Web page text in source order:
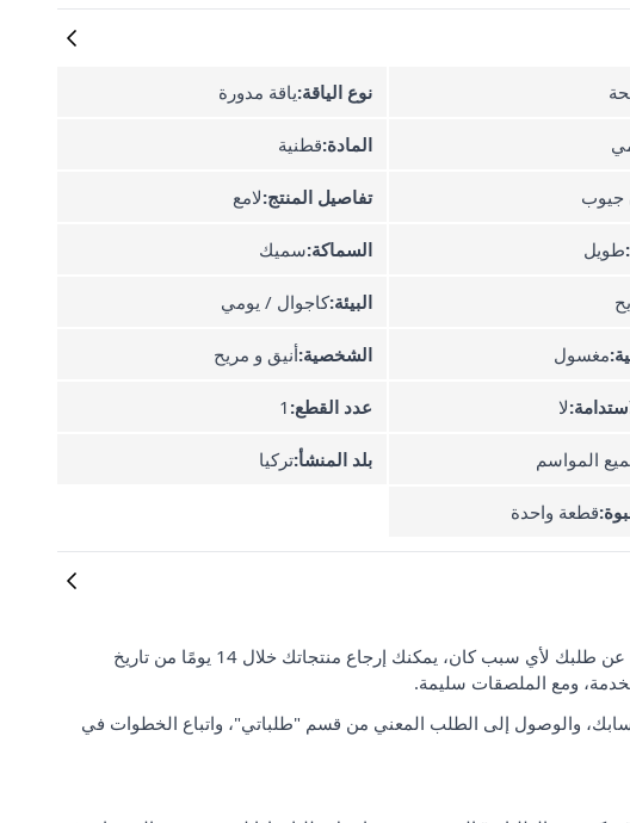
نوع الياقة:ياقة مدورة
المادة:قطنية
جيوب تفاصيل المنتج:لامع
طويل السماكة:سميك
البيئة:كاجوال / يومي
مغسول الشخصية:أنيق و مريح
لا عدد القطع: 1
المواسم بلد المنشأ:تركيا
قطعة واحدة
رضا العملاء وتوقعاتهم مهمان بالنسبة لنا. إذا لم تكن راضيًا عن طلبك لأي سبب كان، يمكنك إرجاع منتجاتك خلال 14 يومًا من تاريخ
ومع الملصقات سليمة.
والوصول إلى الطلب المعني من قسم "طلباتي"، واتباع الخطوات في